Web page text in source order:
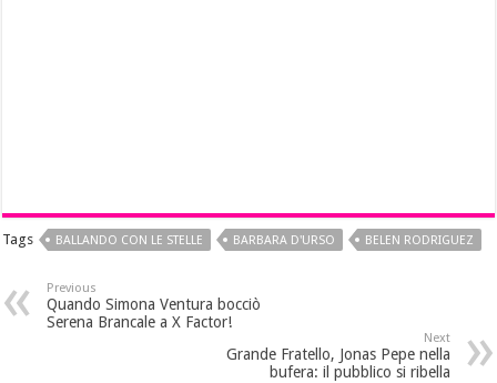
Tags BALLANDO CON LE STELLE BARBARA D'URSO BELEN RODRIGUEZ
Previous
Quando Simona Ventura bocciò
Serena Brancale a X Factor!
Next
Grande Fratello, Jonas Pepe nella
bufera: il pubblico si ribella